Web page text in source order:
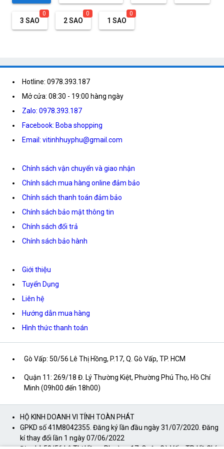
3 SAO
0
2 SAO
0
1 SAO
0
Hotline: 0978.393.187
Mở cửa: 08:30 - 19:00 hàng ngày
Zalo: 0978.393.187
Facebook: Boba shopping
Email: vitinhhuyphu@gmail.com
Chính sách vận chuyển và giao nhận
Chính sách mua hàng online đảm bảo
Chính sách thanh toán đảm bảo
Chính sách bảo mật thông tin
Chính sách đổi trả
Chính sách bảo hành
Giới thiệu
Tuyển Dụng
Liên hệ
Hướng dẫn mua hàng
Hình thức thanh toán
Gò Vấp: 50/56 Lê Thị Hồng, P.17, Q. Gò Vấp, TP. HCM
Quận 11: 269/18 Đ. Lý Thường Kiệt, Phường Phú Thọ, Hồ Chí
Minh (09h00 đến 18h00)
HỘ KINH DOANH VI TÍNH TOÀN PHÁT
GPKD số 41M8042355. Đăng ký lần đầu ngày 31/07/2020. Đăng
kí thay đổi lần 1 ngày 07/06/2022